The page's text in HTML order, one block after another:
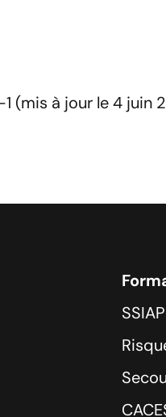
(mis à jour le 4 juin
SSIAP